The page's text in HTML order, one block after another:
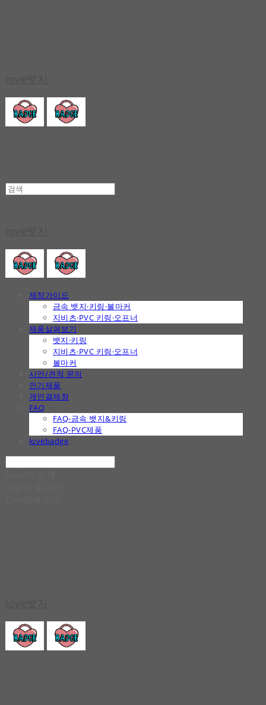
제작가이드
금속 뱃지·키링·볼마커
지비츠·PVC 키링·오프너
제품살펴보기
뱃지·키링
지비츠·PVC 키링·오프너
볼마커
시안/견적 문의
인기제품
개인결제창
FAQ
FAQ-금속 뱃지&키링
FAQ-PVC제품
lovebadge